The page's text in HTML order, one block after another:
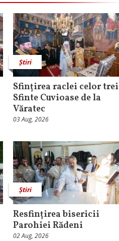
Știri
Sfințirea raclei celor trei
Sfinte Cuvioase de la
Văratec
03 Aug, 2026
Știri
Resfințirea bisericii
Parohiei Rădeni
02 Aug, 2026